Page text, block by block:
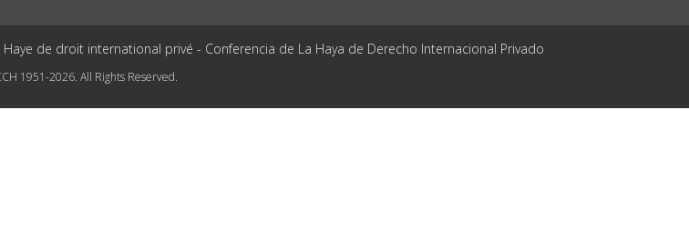
de droit international privé - Conferencia de La Haya de Derecho Internacional Privado
1951-2026. All Rights Reserved.